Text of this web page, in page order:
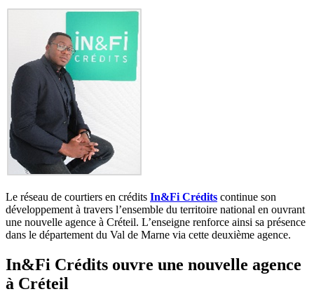
Le réseau de courtiers en crédits In&Fi Crédits continue son
développement à travers l’ensemble du territoire national en ouvrant
une nouvelle agence à Créteil. L’enseigne renforce ainsi sa présence
dans le département du Val de Marne via cette deuxième agence.
In&Fi Crédits ouvre une nouvelle agence
à Créteil